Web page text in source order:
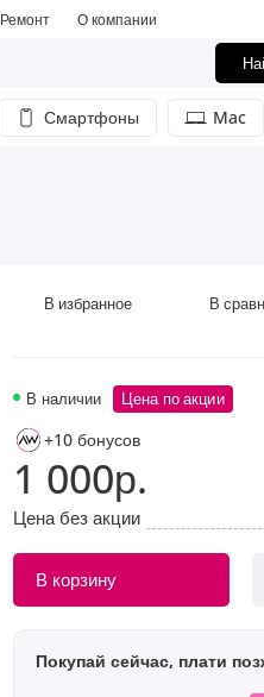
Ремонт О компании
Смартфоны Mac
В наличии Цена по акции
+10 бонусов
1 000р.
Цена без акции
В корзину
Покупай сейчас, плати
В избранное В